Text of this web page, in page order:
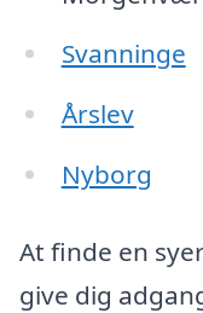
Svanninge
Årslev
Nyborg
At finde en
give dig